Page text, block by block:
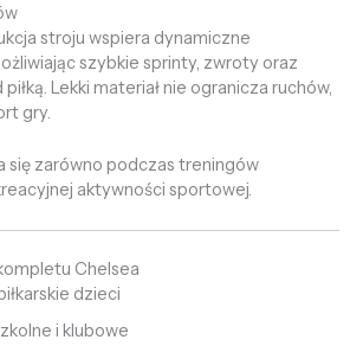
stroju wspiera dynamiczne
szybkie sprinty, zwroty oraz
Lekki materiał nie ogranicza ruchów,
gry.
się zarówno podczas treningów
aktywności sportowej.
Chelsea
dzieci
i klubowe